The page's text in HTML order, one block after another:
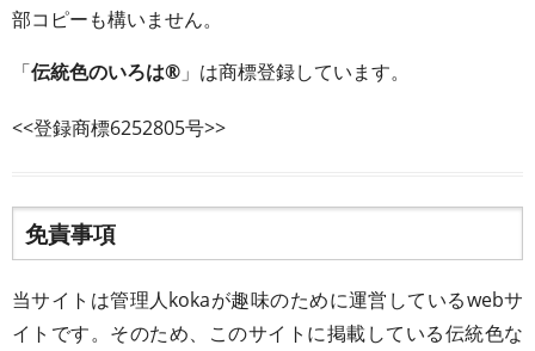
部コピーも構いません。
「伝統色のいろは® 」は商標登録しています。
<<登録商標6252805号>>
免責事項
当サイトは管理人kokaが趣味のために運営しているwebサ
イトです。そのため、このサイトに掲載している伝統色な